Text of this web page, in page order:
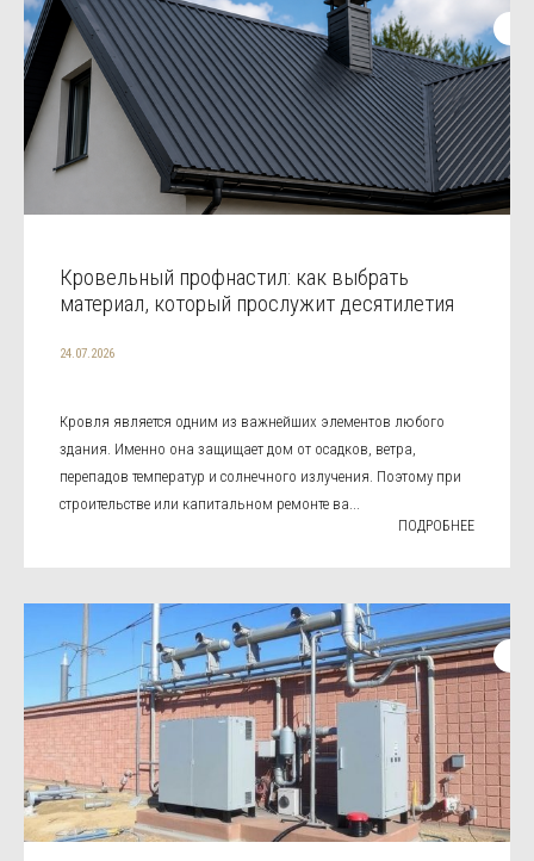
Кровельный профнастил: как выбрать
материал, который прослужит десятилетия
24.07.2026
Кровля является одним из важнейших элементов любого
здания. Именно она защищает дом от осадков, ветра,
перепадов температур и солнечного излучения. Поэтому при
строительстве или капитальном ремонте ва...
ПОДРОБНЕЕ